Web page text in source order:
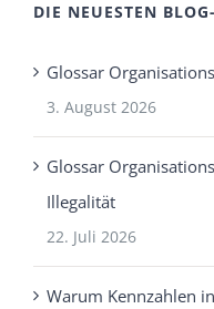
DIE NEUESTEN
Glossar
3. August 2026
Glossar
Illegalität
22. Juli 2026
Warum Kennzahlen